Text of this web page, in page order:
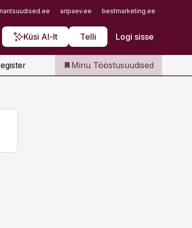
aripaev.ee bestmarketing.ee
Küsi AI-lt Telli Logi sisse
Iseteenindus
Telli Tööstusuudised
Minu Tööstusuudised